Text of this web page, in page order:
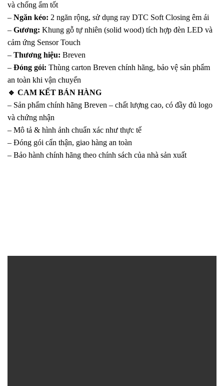
và chống ẩm tốt
– Ngăn kéo: 2 ngăn rộng, sử dụng ray DTC Soft Closing êm ái
– Gương: Khung gỗ tự nhiên (solid wood) tích hợp đèn LED và
cảm ứng Sensor Touch
– Thương hiệu: Breven
– Đóng gói: Thùng carton Breven chính hãng, bảo vệ sản phẩm
an toàn khi vận chuyển
🔹 CAM KẾT BÁN HÀNG
– Sản phẩm chính hãng Breven – chất lượng cao, có đầy đủ logo
và chứng nhận
– Mô tả & hình ảnh chuẩn xác như thực tế
– Đóng gói cẩn thận, giao hàng an toàn
– Bảo hành chính hãng theo chính sách của nhà sản xuất